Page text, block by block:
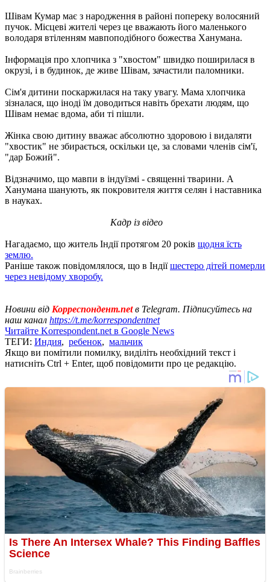
Шівам Кумар має з народження в районі попереку волосяний
пучок. Місцеві жителі через це вважають його маленького
володаря втіленням мавпоподібного божества Ханумана.
Інформація про хлопчика з "хвостом" швидко поширилася в
окрузі, і в будинок, де живе Шівам, зачастили паломники.
Сім'я дитини поскаржилася на таку увагу. Мама хлопчика
зізналася, що іноді їм доводиться навіть брехати людям, що
Шівам немає вдома, аби ті пішли.
Жінка свою дитину вважає абсолютно здоровою і видаляти
"хвостик" не збирається, оскільки це, за словами членів сім'ї,
"дар Божий".
Відзначимо, що мавпи в індуїзмі - священні тварини. А
Ханумана шанують, як покровителя життя селян і наставника
в науках.
Кадр із відео
Нагадаємо, що житель Індії протягом 20 років щодня їсть
землю.
Раніше також повідомлялося, що в Індіїшестеро дітей померли
через невідому хворобу.
Новини від Корреспондент.netв Telegram. Підписуйтесь на
наш канал https://t.me/korrespondentnet
Читайте Korrespondent.net в Google News
ТЕГИ: Индия, ребенок, мальчик
Якщо ви помітили помилку, виділіть необхідний текст і
натисніть Ctrl + Enter, щоб повідомити про це редакцію.